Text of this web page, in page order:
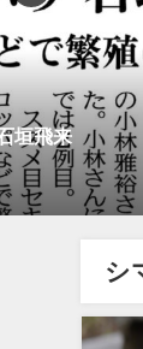
垣飛来
シ